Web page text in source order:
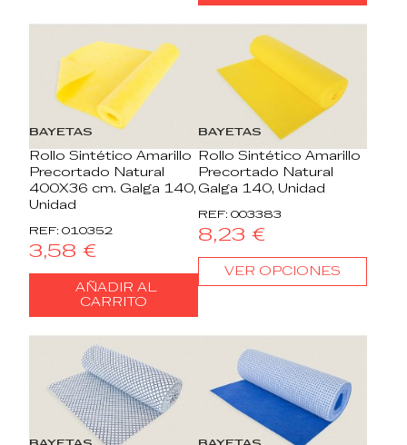
BAYETAS
Rollo Sintético Amarillo
Precortado Natural
400X36 cm. Galga 140,
Unidad
REF: 010352
3,58 €
AÑADIR AL
CARRITO
BAYETAS
Rollo Sintético Amarillo
Precortado Natural
Galga 140, Unidad
REF: 003383
8,23 €
VER OPCIONES